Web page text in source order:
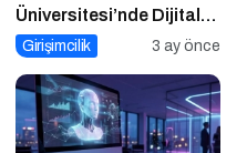
Üniversitesi’nde Dijital
Markalaşma 1.0 Etkinliği
Girişimcilik 3 ay önce